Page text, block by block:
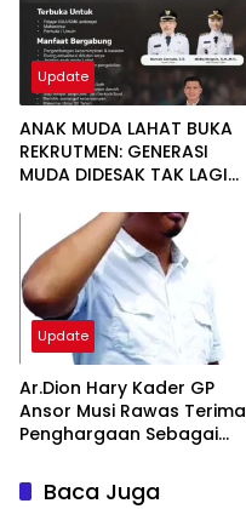
Update
ANAK MUDA LAHAT BUKA
REKRUTMEN: GENERASI
MUDA DIDESAK TAK LAGI
MENGGERAKKAN
PERUBAHAN
Update
Ar.Dion Hary Kader GP
Ansor Musi Rawas Terima
Penghargaan Sebagai
CenterBaca Juga